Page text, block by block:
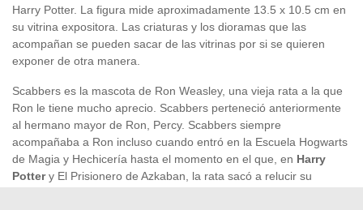
Harry Potter. La figura mide aproximadamente 13.5 x 10.5 cm en
su vitrina expositora. Las criaturas y los dioramas que las
acompañan se pueden sacar de las vitrinas por si se quieren
exponer de otra manera.
Scabbers es la mascota de Ron Weasley, una vieja rata a la que
Ron le tiene mucho aprecio. Scabbers perteneció anteriormente
al hermano mayor de Ron, Percy. Scabbers siempre
acompañaba a Ron incluso cuando entró en la Escuela Hogwarts
de Magia y Hechicería hasta el momento en el que, en Harry
Pottery El Prisionero de Azkaban, la rata sacó a relucir su